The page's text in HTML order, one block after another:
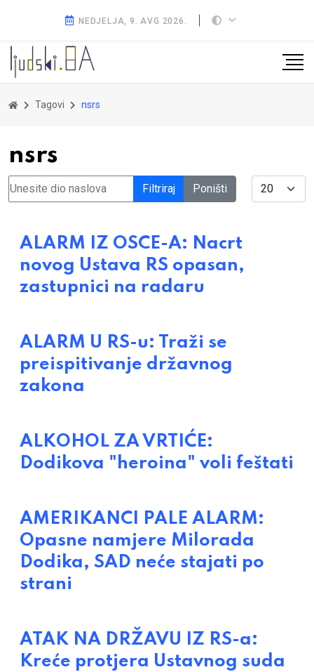
NEDJELJA, 9. AVG 2026.
Tagovi nsrs
nsrs
Unesite dio naslova Filtriraj Poništi Display #
ALARM IZ OSCE-A: Nacrt
novog Ustava RS opasan,
zastupnici na radaru
ALARM U RS-u: Traži se
preispitivanje državnog
zakona
ALKOHOL ZA VRTIĆE:
Dodikova "heroina" voli feštati
AMERIKANCI PALE ALARM:
Opasne namjere Milorada
Dodika, SAD neće stajati po
strani
ATAK NA DRŽAVU IZ RS-a:
Kreće protjera Ustavnog suda